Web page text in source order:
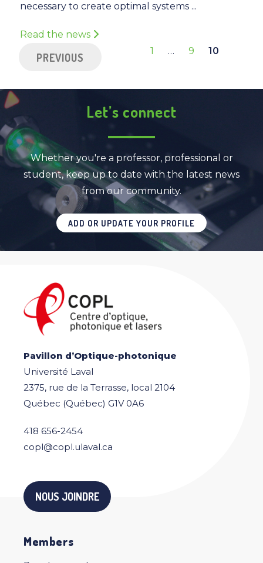
necessary to create optimal systems ...
Read the news
PREVIOUS
1 … 9 10
Let’s connect
Whether you're a professor, professional or
student, keep up to date with the latest news
from our community.
ADD OR UPDATE YOUR PROFILE
Pavillon d’Optique-photonique
Université Laval
2375, rue de la Terrasse, local 2104
Québec (Québec) G1V 0A6
418 656-2454
copl@copl.ulaval.ca
NOUS JOINDRE
Members